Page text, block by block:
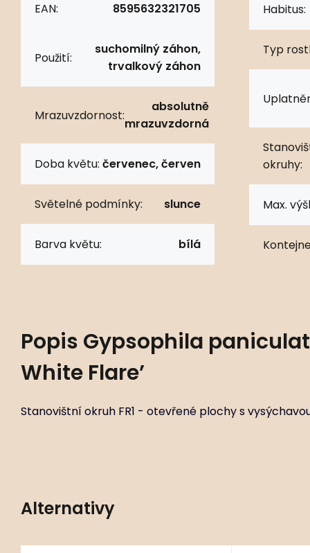
EAN: 8595632321705
Použití:
suchomilný záhon,
trvalkový záhon
Mrazuvzdornost:
absolutně
mrazuvzdorná
Doba květu: červenec, červen
Světelné podmínky: slunce
Barva květu: bílá
Habitus:
Typ
okruhy:
Max.
Popis Gypsophila
White Flare’
Stanovištní okruh FR1 - otevřené plochy s
Alternativy